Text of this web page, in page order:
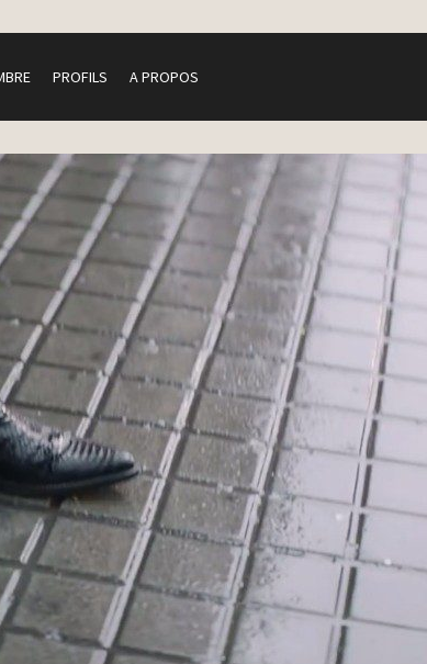
PROFILS A PROPOS